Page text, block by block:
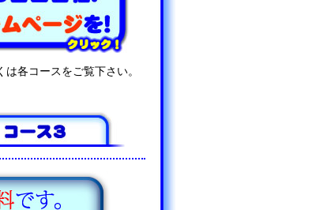
各コースをご覧下さい。